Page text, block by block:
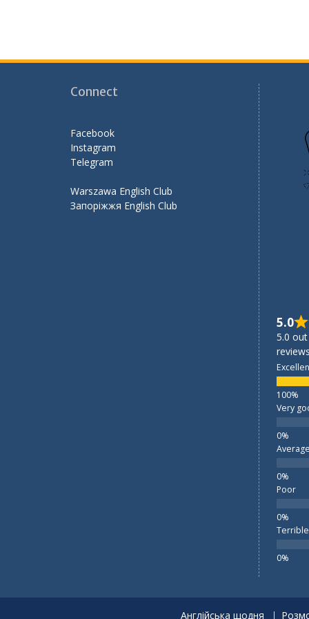
Connect
Facebook
Instagram
Telegram
Warszawa English Club
Запоріжжя English Club
5.0
5.0
Very
Average
Poor
Terrible
Англійська щодня